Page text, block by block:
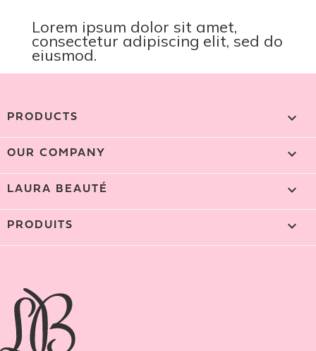
Lorem ipsum dolor sit amet,
consectetur adipiscing elit, sed do
eiusmod.
PRODUCTS 
OUR COMPANY 
LAURA BEAUTÉ 
PRODUITS 